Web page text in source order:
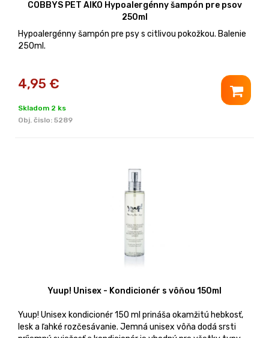
COBBYS PET AIKO Hypoalergénny šampón pre psov
250ml
Hypoalergénny šampón pre psy s citlivou pokožkou. Balenie
250ml.
4,95 €
Skladom 2 ks
Obj. čislo: 5289
Yuup! Unisex - Kondicionér s vôňou 150ml
Yuup! Unisex kondicionér 150 ml prináša okamžitú hebkosť,
lesk a ľahké rozčesávanie. Jemná unisex vôňa dodá srsti